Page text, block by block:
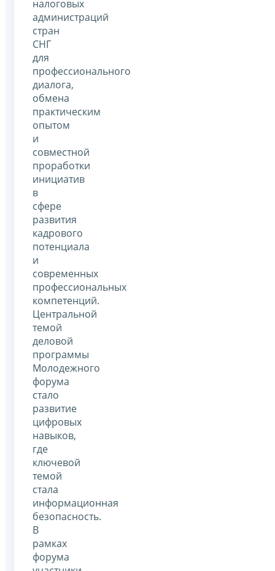
налоговых
администраций
стран
СНГ
для
профессионального
диалога,
обмена
практическим
опытом
и
совместной
проработки
инициатив
в
сфере
развития
кадрового
потенциала
и
современных
профессиональных
компетенций.
Центральной
темой
деловой
программы
Молодежного
форума
стало
развитие
цифровых
навыков,
где
ключевой
темой
стала
информационная
безопасность.
В
рамках
форума